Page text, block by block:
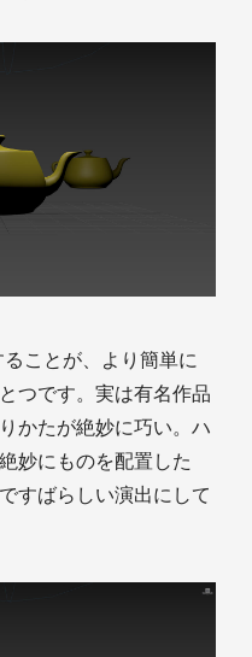
ことが、より簡単に
つです。実は有名作品
かたが絶妙に巧い。ハ
妙にものを配置した
すばらしい演出にして